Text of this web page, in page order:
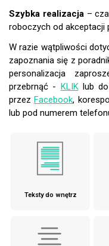
Szybka realizacja–
roboczych od akceptacji
W razie wątpliwości
zapoznania się z
personalizacja
przebrnąć - KLIKlub do
przezFacebook,
lub pod numerem
Teksty do wnętrz